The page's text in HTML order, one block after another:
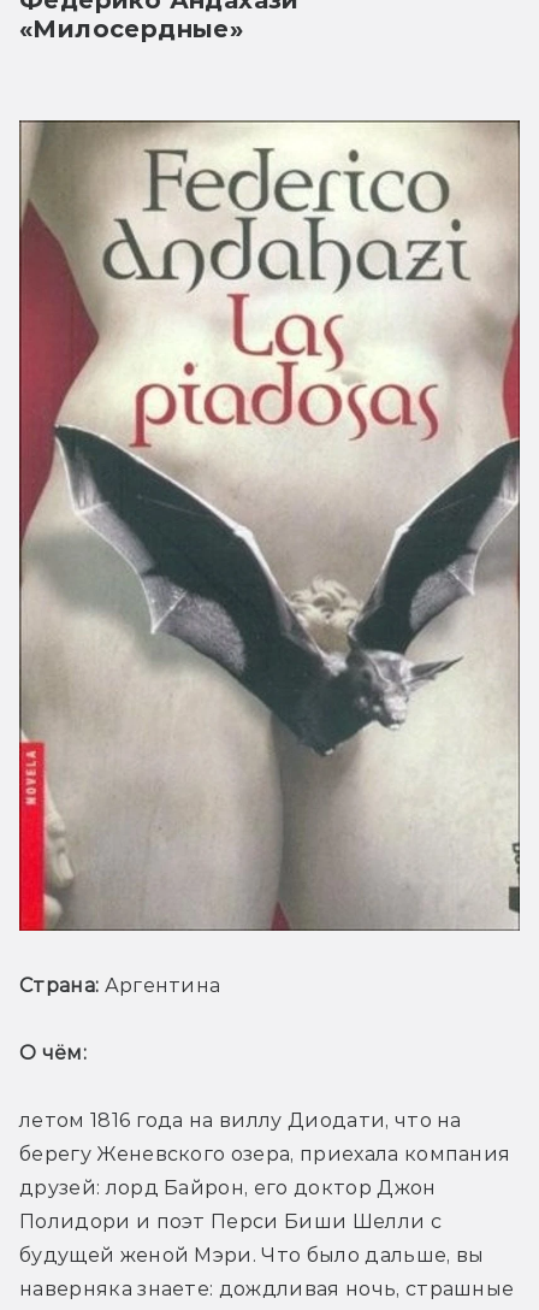
«Милосердные»
Страна: Аргентина
О чём:
летом 1816 года на виллу Диодати, что на
берегу Женевского озера, приехала компания
друзей: лорд Байрон, его доктор Джон
Полидори и поэт Перси Биши Шелли с
будущей женой Мэри. Что было дальше, вы
наверняка знаете: дождливая ночь, страшные